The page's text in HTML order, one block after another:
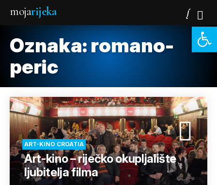
mojarijeka
Oznaka: romano-
peric
ART-KINO CROATIA
Art-kino – riječko okupljalište
ljubitelja filma